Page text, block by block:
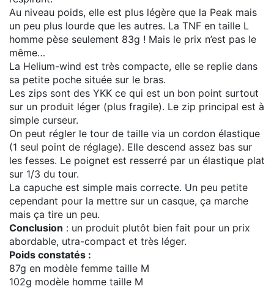
Au niveau poids, elle est plus légère que la Peak mais
un peu plus lourde que les autres. La TNF en taille L
homme pèse seulement 83g ! Mais le prix n’est pas le
même…
La Helium-wind est très compacte, elle se replie dans
sa petite poche située sur le bras.
Les zips sont des YKK ce qui est un bon point surtout
sur un produit léger (plus fragile). Le zip principal est à
simple curseur.
On peut régler le tour de taille via un cordon élastique
(1 seul point de réglage). Elle descend assez bas sur
les fesses. Le poignet est resserré par un élastique plat
sur 1/3 du tour.
La capuche est simple mais correcte. Un peu petite
cependant pour la mettre sur un casque, ça marche
mais ça tire un peu.
Conclusion : un produit plutôt bien fait pour un prix
abordable, utra-compact et très léger.
Poids constatés :
87g en modèle femme taille M
102g modèle homme taille M